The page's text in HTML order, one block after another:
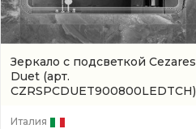
Зеркало с подсветкой Cezares
Duet (арт.
CZRSPCDUET900800LEDTCH)
Италия